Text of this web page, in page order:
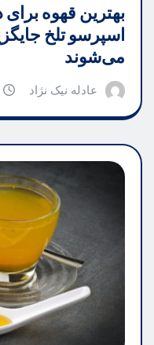
بهترین قهوه برای
اسپرسو تلخ
می‌شوند
عادله نیک نژاد